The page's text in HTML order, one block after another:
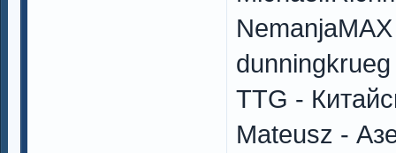
TTG -
Mateusz -